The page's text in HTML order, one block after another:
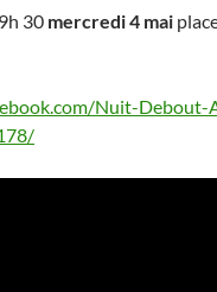
30 mercredi 4 mai
Nuit-Debout-